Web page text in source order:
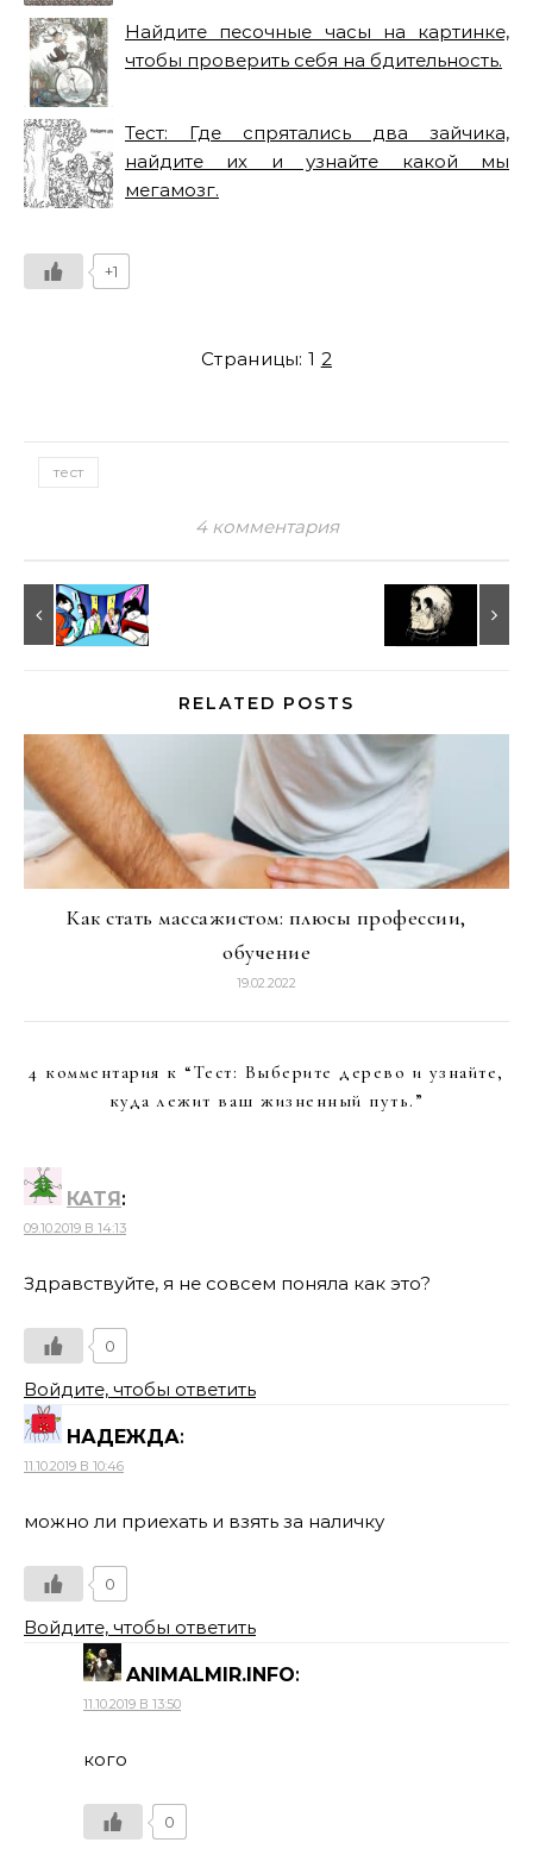
Найдите песочные часы на картинке,
чтобы проверить себя на бдительность.
Тест: Где спрятались два зайчика,
найдите их и узнайте какой мы
мегамозг.
+1
Страницы:1 2
тест
4 комментария
RELATED POSTS
Как стать массажистом: плюсы профессии,
обучение
19.02.2022
4 комментария к “Тест: Выберите дерево и узнайте,
куда лежит ваш жизненный путь. ”
КАТЯ:
09.10.2019 В 14:13
Здравствуйте, я не совсем поняла как это?
0
Войдите, чтобы ответить
НАДЕЖДА:
11.10.2019 В 10:46
можно ли приехать и взять за наличку
0
Войдите, чтобы ответить
ANIMALMIR.INFO:
11.10.2019 В 13:50
кого
0